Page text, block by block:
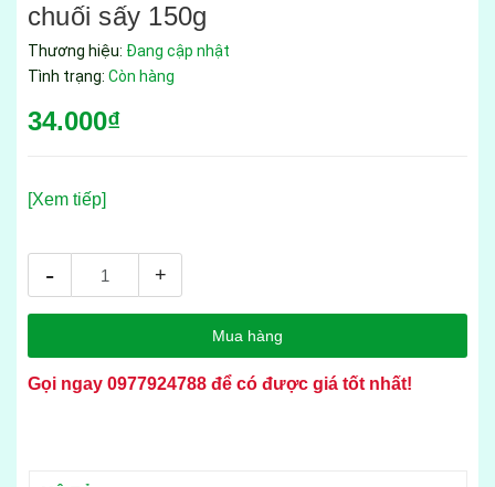
chuối sấy 150g
Thương hiệu: Đang cập nhật
Tình trạng: Còn hàng
34.000₫
[Xem tiếp]
- +
Mua hàng
Gọi ngay 0977924788 để có được giá tốt nhất!